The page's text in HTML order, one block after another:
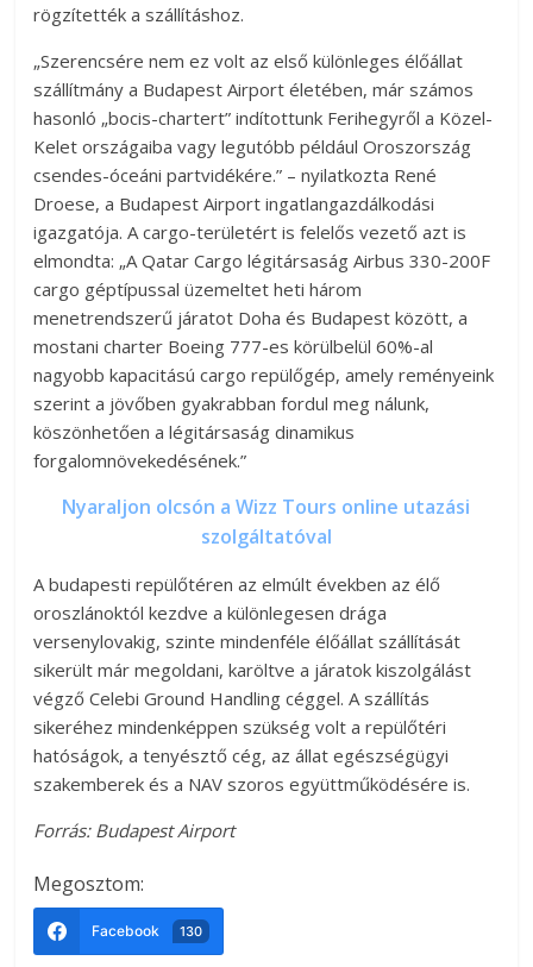
rögzítették a szállításhoz.
„Szerencsére nem ez volt az első különleges élőállat
szállítmány a Budapest Airport életében, már számos
hasonló „bocis-chartert” indítottunk Ferihegyről a Közel-
Kelet országaiba vagy legutóbb például Oroszország
csendes-óceáni partvidékére.” – nyilatkozta René
Droese, a Budapest Airport ingatlangazdálkodási
igazgatója. A cargo-területért is felelős vezető azt is
elmondta: „A Qatar Cargo légitársaság Airbus 330-200F
cargo géptípussal üzemeltet heti három
menetrendszerű járatot Doha és Budapest között, a
mostani charter Boeing 777-es körülbelül 60%-al
nagyobb kapacitású cargo repülőgép, amely reményeink
szerint a jövőben gyakrabban fordul meg nálunk,
köszönhetően a légitársaság dinamikus
forgalomnövekedésének.”
Nyaraljon olcsón a Wizz Tours online utazási
szolgáltatóval
A budapesti repülőtéren az elmúlt években az élő
oroszlánoktól kezdve a különlegesen drága
versenylovakig, szinte mindenféle élőállat szállítását
sikerült már megoldani, karöltve a járatok kiszolgálást
végző Celebi Ground Handling céggel. A szállítás
sikeréhez mindenképpen szükség volt a repülőtéri
hatóságok, a tenyésztő cég, az állat egészségügyi
szakemberek és a NAV szoros együttműködésére is.
Forrás: Budapest Airport
Megosztom:
Facebook 130